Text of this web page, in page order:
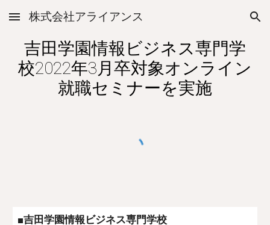
Skip to main content Skip to navigation
株式会社アライアンス
吉田学園情報ビジネス専門学
校2022年3月卒対象オンライン
就職セミナーを実施
■吉田学園情報ビジネス専門学校